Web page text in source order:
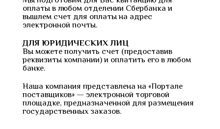
оплаты в любом отделении Сбербанка и
вышлем счет для оплаты на адрес
электронной почты.
ДЛЯ ЮРИДИЧЕСКИХ ЛИЦ
Вы можете получить счет (предоставив
реквизиты компании) и оплатить его в любом
банке.
Наша компания представлена на «Портале
поставщиков» — электронной торговой
площадке, предназначенной для размещения
государственных заказов.